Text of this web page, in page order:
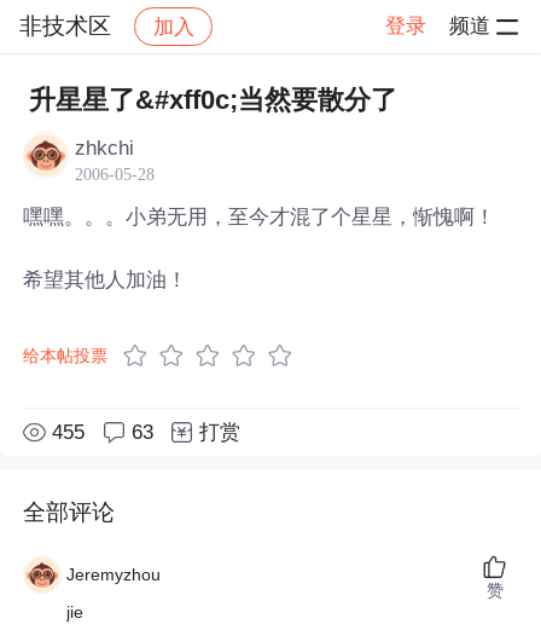
非技术区 加入 登录 频道
社区 非技术区 帖子详情
升星星了&#xff0c;当然要散分了
zhkchi
2006-05-28
嘿嘿。。。小弟无用，至今才混了个星星，惭愧啊！
希望其他人加油！
给本帖投票
455 63 打赏
全部评论
Jeremyzhou
jie
赞